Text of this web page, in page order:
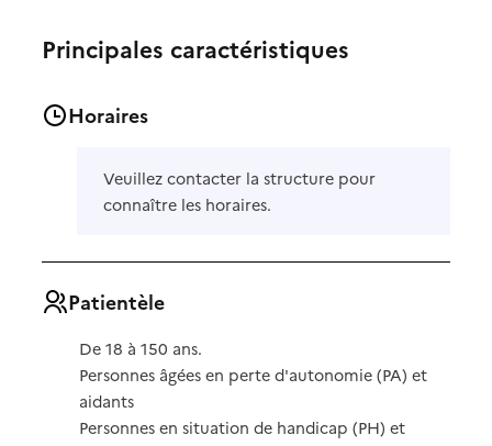
Principales caractéristiques
Horaires
Veuillez contacter la structure pour
connaître les horaires.
Patientèle
De 18 à 150 ans.
Personnes âgées en perte d'autonomie (PA) et
aidants
Personnes en situation de handicap (PH) et